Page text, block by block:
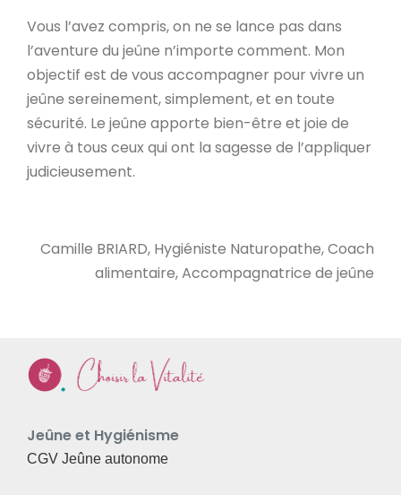
Vous l’avez compris, on ne se lance pas dans
l’aventure du jeûne n’importe comment. Mon
objectif est de vous accompagner pour vivre un
jeûne sereinement, simplement, et en toute
sécurité. Le jeûne apporte bien-être et joie de
vivre à tous ceux qui ont la sagesse de l’appliquer
judicieusement.
Camille BRIARD, Hygiéniste Naturopathe, Coach
alimentaire, Accompagnatrice de jeûne
Jeûne et Hygiénisme
CGV Jeûne autonome